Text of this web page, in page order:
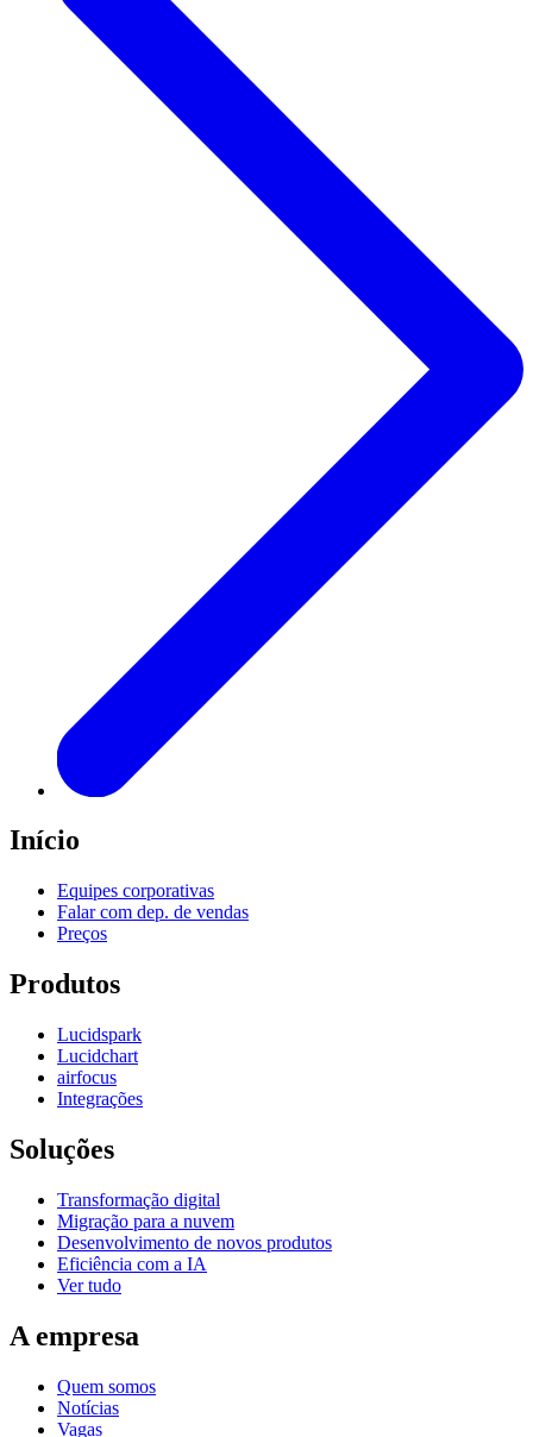
Início
Equipes corporativas
Falar com dep. de vendas
Preços
Produtos
Lucidspark
Lucidchart
airfocus
Integrações
Soluções
Transformação digital
Migração para a nuvem
Desenvolvimento de novos produtos
Eficiência com a IA
Ver tudo
A empresa
Quem somos
Notícias
Vagas